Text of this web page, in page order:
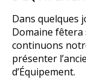
Dans quelques
Domaine fêtera
continuons
présenter
d’Équipement.